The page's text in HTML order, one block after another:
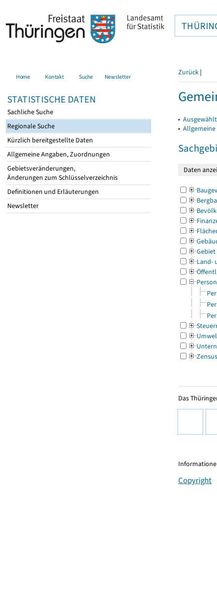
Home Kontakt Suche Newsletter
STATISTISCHE DATEN
Sachliche Suche
Regionale Suche
Kürzlich bereitgestellte Daten
Allgemeine Angaben, Zuordnungen
Gebietsveränderungen,
Änderungen zum Schlüsselverzeichnis
Definitionen und Erläuterungen
Newsletter
Zurück |
▸
▸
Gebiet
Land-
Zensus
Das
Copyright